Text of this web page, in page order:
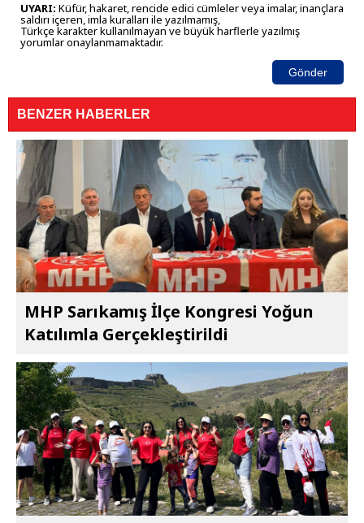
UYARI: Küfür, hakaret, rencide edici cümleler veya imalar, inançlara
saldırı içeren, imla kuralları ile yazılmamış,
Türkçe karakter kullanılmayan ve büyük harflerle yazılmış
yorumlar onaylanmamaktadır.
Gönder
BENZER HABERLER
MHP Sarıkamış İlçe Kongresi Yoğun
Katılımla Gerçekleştirildi